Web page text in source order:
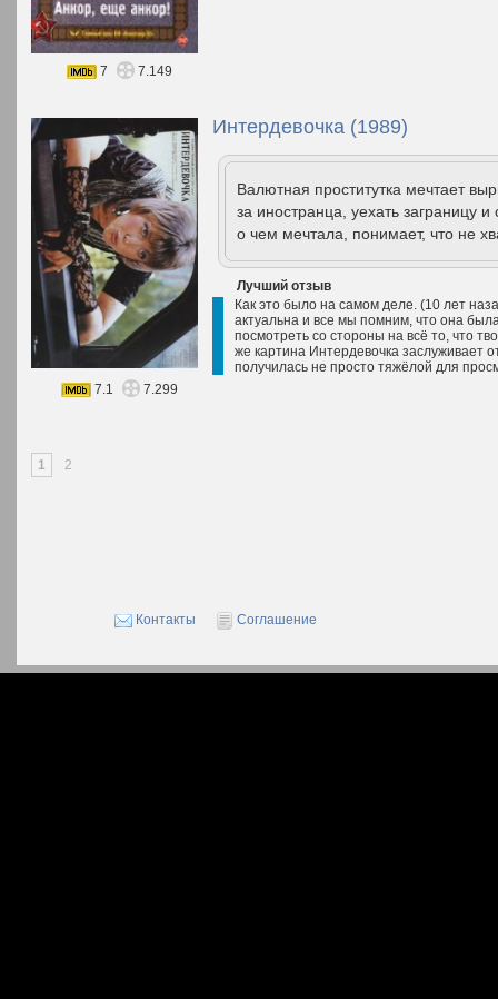
7 7.149
Интердевочка (1989)
Валютная проститутка мечтает
за иностранца, уехать заграницу
о чем мечтала, понимает, что не
Лучший отзыв
Как это было на самом деле. (10 лет
актуальна и все мы помним, что она
посмотреть со стороны на всё то, что
же картина Интердевочка заслуживает
получилась не просто тяжёлой для
7.1
7.299
1 2
Контакты Соглашение